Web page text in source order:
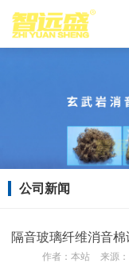
公司新闻
隔音玻璃纤维消音
作者： 本站 来源：